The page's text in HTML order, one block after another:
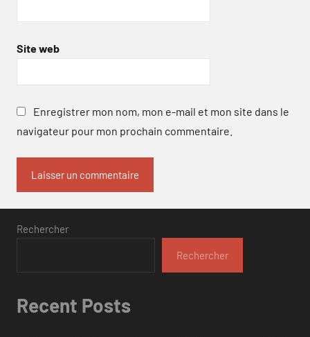
Site web
Enregistrer mon nom, mon e-mail et mon site dans le
navigateur pour mon prochain commentaire.
Rechercher
Rechercher
Recent Posts